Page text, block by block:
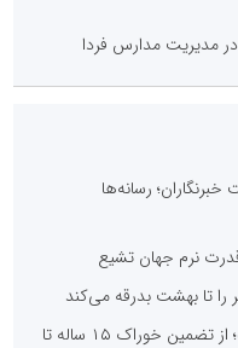
در مدیریت مدارس فردا
خبرنگاران؛ رسانه‌ها
قدرت نرم جهان تشیع
را تا بهشت بدرقه می‌کند
سنگ‌آهن مرکزی در مدار شتابان توسعه؛ از تضمین خوراک ۱۵ ساله تا